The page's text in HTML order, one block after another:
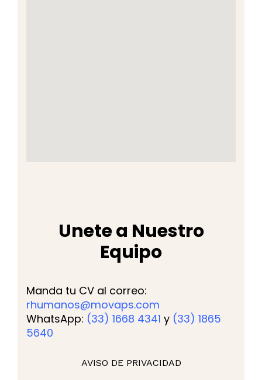
Unete a Nuestro
Equipo
Manda tu CV al correo:
rhumanos@movaps.com
WhatsApp: (33) 1668 4341 y (33) 1865
5640
AVISO DE PRIVACIDAD